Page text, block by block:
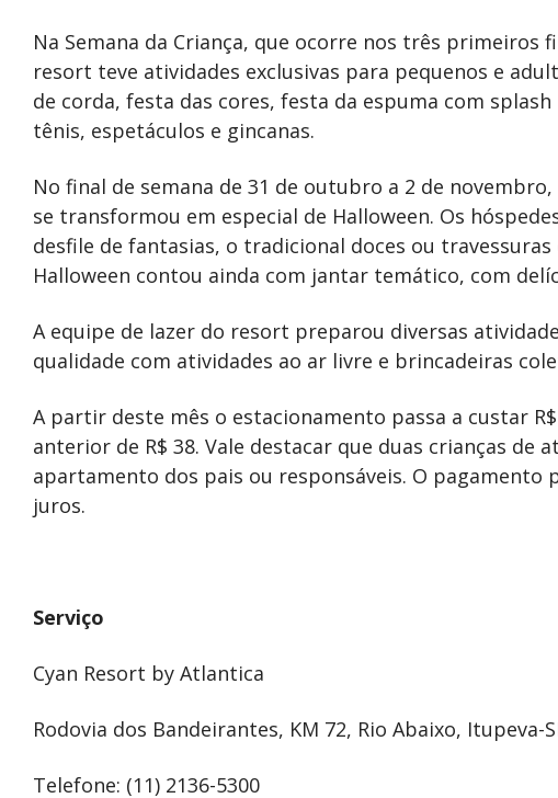
Na Semana da Criança, que ocorre nos três primeiros
resort teve atividades exclusivas para pequenos e
de corda, festa das cores, festa da espuma com
tênis, espetáculos e gincanas.
No final de semana de 31 de outubro a 2 de
se transformou em especial de Halloween. Os
desfile de fantasias, o tradicional doces ou
Halloween contou ainda com jantar temático, com
A equipe de lazer do resort preparou diversas
qualidade com atividades ao ar livre e brincadeiras
A partir deste mês o estacionamento passa a custar
anterior de R$ 38. Vale destacar que duas crianças de
apartamento dos pais ou responsáveis. O pagamento
juros.
Serviço
Cyan Resort by Atlantica
Rodovia dos Bandeirantes, KM 72, Rio Abaixo, Itupeva-
Telefone: (11) 2136-5300